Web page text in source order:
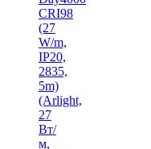
CRI98
(27
W/m,
IP20,
2835,
5m)
(Arlight,
27
Вт/
м,